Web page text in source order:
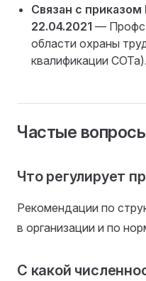
Связан с
22.04.2021 —
области охраны
квалификации СОТа).
Частые
Что регулирует
Рекомендации по
в организации и по
С какой